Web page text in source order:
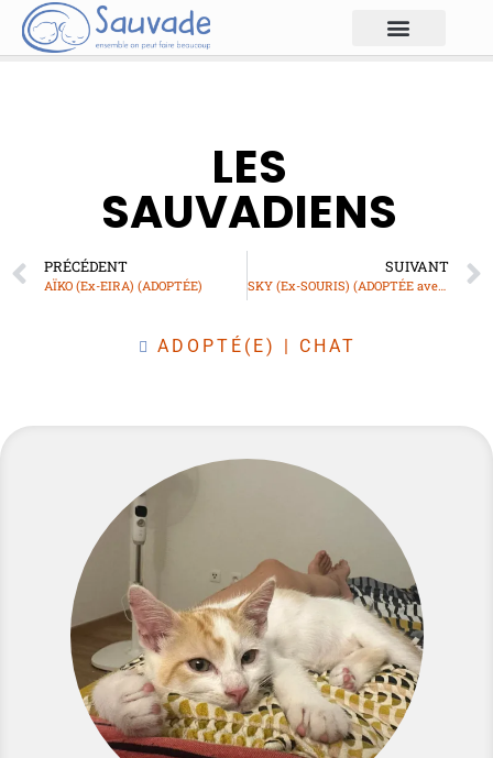
LES
SAUVADIENS
PRÉCÉDENT
AÏKO (Ex-EIRA) (ADOPTÉE)
SUIVANT
SKY (Ex-SOURIS) (ADOPTÉE avec son frère EKKO)
ADOPTÉ(E) | CHAT